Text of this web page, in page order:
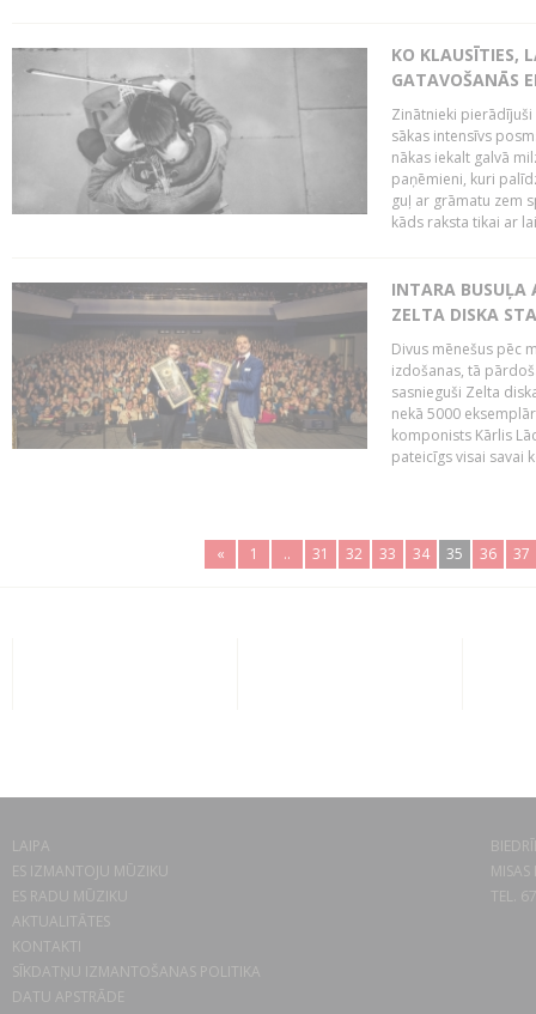
KO KLAUSĪTIES,
GATAVOŠANĀS
Zinātnieki pierādījuši
sākas intensīvs
nākas iekalt galvā
paņēmieni, kuri
guļ ar grāmatu zem
kāds raksta tikai ar
INTARA BUSUĻA
ZELTA DISKA
Divus mēnešus pēc
izdošanas, tā
sasnieguši Zelta
nekā 5000
komponists Kārlis
pateicīgs visai savai
« 1 .. 31 32 33 34 35 36 37
LAIPA
ES IZMANTOJU MŪZIKU
ES RADU MŪZIKU
AKTUALITĀTES
KONTAKTI
SĪKDATŅU IZMANTOŠANAS POLITIKA
DATU APSTRĀDE
TEL.